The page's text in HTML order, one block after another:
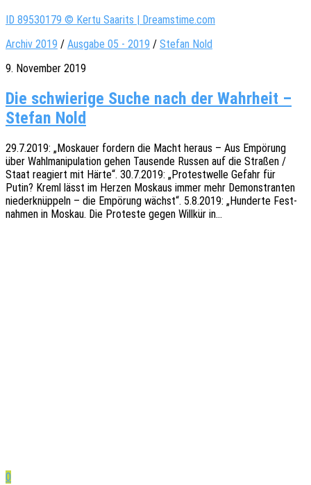
ID 89530179 © Kertu Saarits | Dreamstime.com
Archiv 2019 / Ausgabe 05 - 2019 / Stefan Nold
9. November 2019
Die schwierige Suche nach der Wahrheit –
Stefan Nold
29.7.2019: „Moskau­er fordern die Macht heraus – Aus Empö­rung
über Wahl­ma­ni­pu­la­ti­on gehen Tausen­de Russen auf die Stra­ßen /
Staat reagiert mit Härte“. 30.7.2019: „Protest­wel­le Gefahr für
Putin? Kreml lässt im Herzen Moskaus immer mehr Demons­tran­ten
nieder­knüp­peln – die Empö­rung wächst“. 5.8.2019: „Hunder­te Fest­
nah­men in Moskau. Die Protes­te gegen Will­kür in…
0